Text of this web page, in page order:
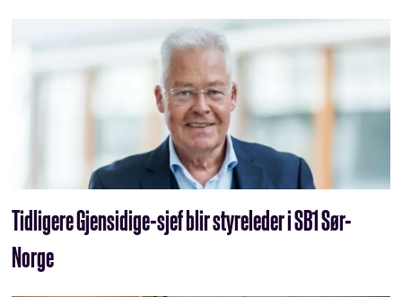
Tidligere Gjensidige-sjef blir styreleder i SB1 Sør-
Norge